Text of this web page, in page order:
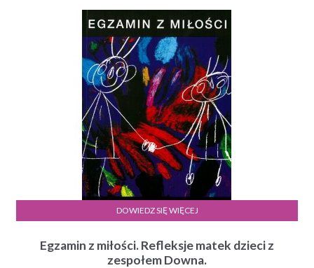
do
30,00 zł
Egzamin z miłości. Refleksje matek dzieci z
zespołem Downa.
DOWIEDZ SIĘ WIĘCEJ